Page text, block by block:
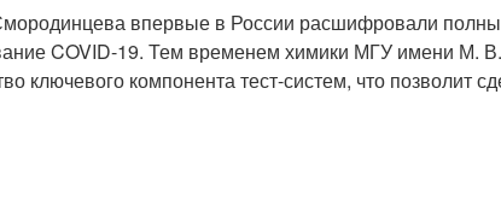
впервые в России расшифровали
COVID-19. Тем временем химики МГУ имени М.
ключевого компонента тест-систем, что позволит